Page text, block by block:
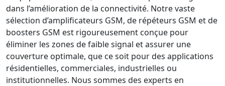
dans l’amélioration de la connectivité. Notre vaste
sélection d’amplificateurs GSM, de répéteurs GSM et de
boosters GSM est rigoureusement conçue pour
éliminer les zones de faible signal et assurer une
couverture optimale, que ce soit pour des applications
résidentielles, commerciales, industrielles ou
institutionnelles. Nous sommes des experts en